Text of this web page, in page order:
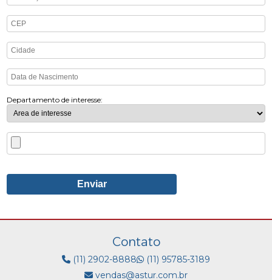
Departamento de interesse:
Contato
(11) 2902-8888
(11) 95785-3189
vendas@astur.com.br